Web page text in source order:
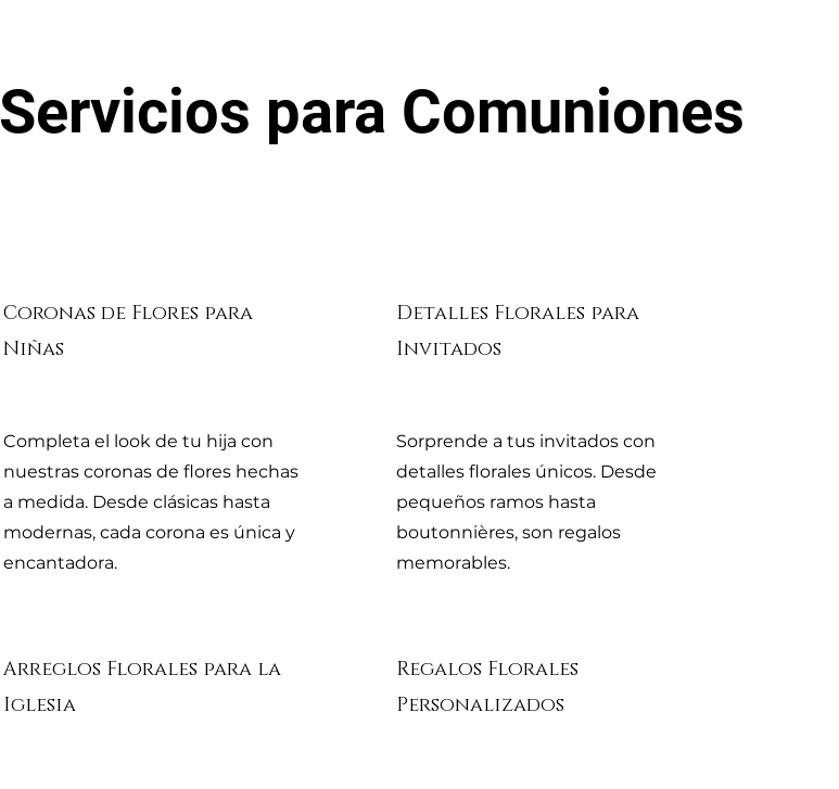
Servicios para Comuniones
Coronas de Flores para
Niñas
Completa el look de tu hija con
nuestras coronas de flores hechas
a medida. Desde clásicas hasta
modernas, cada corona es única y
encantadora.
Arreglos Florales para la
Iglesia
Detalles Florales para
Invitados
Sorprende a tus invitados con
detalles florales únicos. Desde
pequeños ramos hasta
boutonnières, son regalos
memorables.
Regalos Florales
Personalizados